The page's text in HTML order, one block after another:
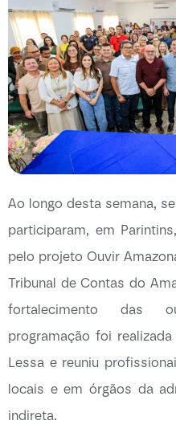
Ao longo desta semana,
participaram, em
pelo projeto Ouvir
Tribunal de Contas do
fortalecimento das
programação foi
Lessa e reuniu
locais e em órgãos da
indireta.